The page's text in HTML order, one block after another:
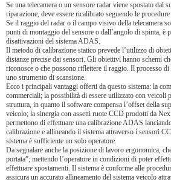
Se una telecamera o un sensore radar viene spostato dal
riparazione, deve essere ricalibrato seguendo le
Se il raggio del radar o il campo visivo della telecamera
punti di montaggio del sensore o dall’angolo di spinta, è
disattivazioni del sistema ADAS.
Il metodo di calibrazione statico prevede l’utilizzo di
distanze precise dai sensori. Gli obiettivi hanno schemi
riconosce o che possono riflettere il raggio. Il processo
uno strumento di scansione.
Ecco i principali vantaggi offerti da questo sistema: la
commerciali; la possibilità di essere utilizzato con veicoli
struttura, in quanto il software compensa l’offset della
veicolo; la sinergia con assetti ruote CCD prodotti da
permettono di effettuare una calibrazione ADAS
calibrazione e allineando il sistema attraverso i sensori
sistema è sufficiente un solo operatore.
Da segnalare anche la posizione di lavoro ergonomica,
portata”; mettendo l’operatore in condizioni di poter
effettuare spostamenti. Il sistema è conforme alle
assicura un accurato allineamento del sistema veicolo